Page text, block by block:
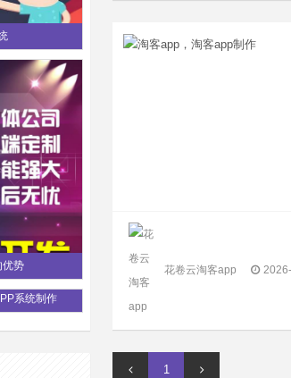
优势
系统制作
花卷云淘客app
1